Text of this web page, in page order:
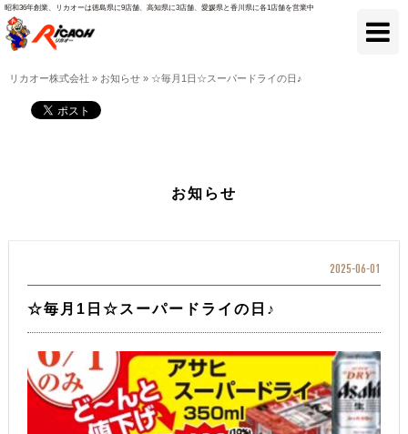
昭和36年創業、リカオーは徳島県に9店舗、高知県に3店舗、愛媛県と香川県に各1店舗を営業中
リカオー株式会社 » お知らせ » ☆毎月1日☆スーパードライの日♪
お知らせ
2025-06-01
☆毎月1日☆スーパードライの日♪